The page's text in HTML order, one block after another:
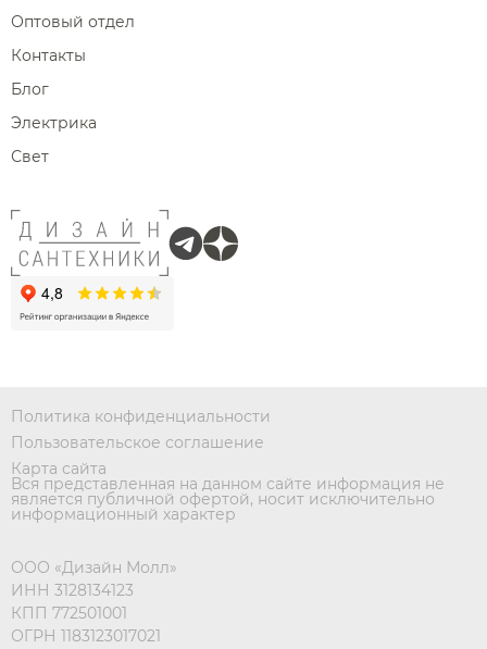
Оптовый отдел
Контакты
Блог
Электрика
Свет
Политика конфиденциальности
Пользовательское соглашение
Карта сайта
Вся представленная на данном сайте информация не
является публичной офертой, носит исключительно
информационный характер
ООО «Дизайн Молл»
ИНН 3128134123
КПП 772501001
ОГРН 1183123017021